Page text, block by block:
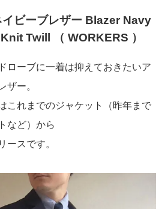
イビーブレザー Blazer Navy
Twill （ WORKERS ）
ローブに一着は抑えておきたいア
ザー。
これまでのジャケット（昨年まで
など）から
ースです。